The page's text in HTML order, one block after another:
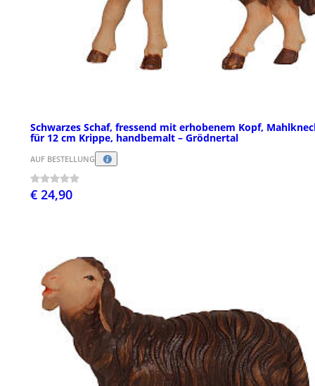
Schwarzes Schaf, fressend mit erhobenem Kopf,
für 12 cm Krippe, handbemalt – Grödnertal
AUF BESTELLUNG
€ 24,90